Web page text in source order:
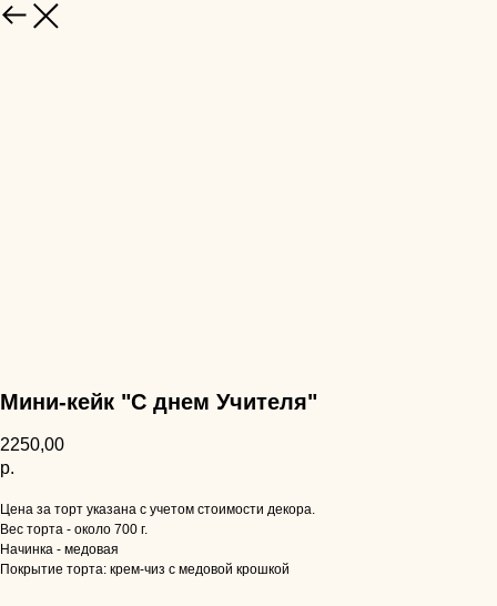
НАЗАД
Мини-кейк "С днем Учителя"
2250,00
р.
Цена за торт указана с учетом стоимости декора.
Вес торта - около 700 г.
Начинка - медовая
Покрытие торта: крем-чиз с медовой крошкой